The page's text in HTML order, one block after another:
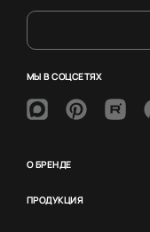
МЫ В СОЦСЕТЯХ
О БРЕНДЕ
ПРОДУКЦИЯ